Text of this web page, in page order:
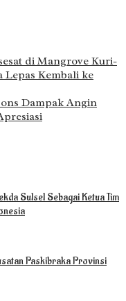
di Mangrove Kuri-
Lepas Kembali ke
Dampak Angin
Sulsel Sebagai Ketua Tim
Paskibraka Provinsi